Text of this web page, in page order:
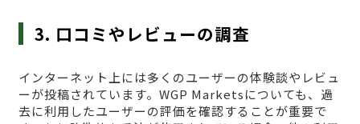
3. 口コミやレビューの調査
インターネット上には多くのユーザーの体験談やレビュ
ーが投稿されています。WGP Marketsについても、過
去に利用したユーザーの評価を確認することが重要で